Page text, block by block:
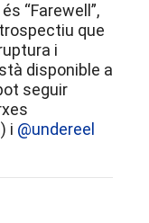
“Farewell”,
que
i
disponible a
seguir
i @undereel